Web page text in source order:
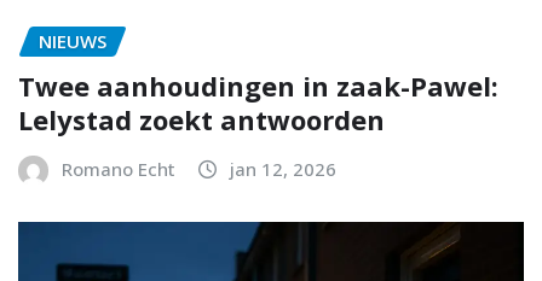
NIEUWS
Twee aanhoudingen in zaak-Pawel:
Lelystad zoekt antwoorden
Romano Echt jan 12, 2026